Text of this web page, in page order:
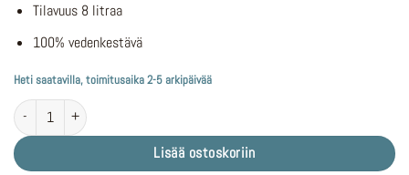
Tilavuus 8 litraa
100% vedenkestävä
Heti saatavilla, toimitusaika 2-5 arkipäivää
M-WAVE Laukku ohjaustangolle 8L määrä
Lisää ostoskoriin